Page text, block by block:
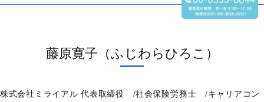
藤原寛子（ふじわらひろこ）
株式会社ミライアル 代表取締役 /社会保険労務士 /キャリアコン